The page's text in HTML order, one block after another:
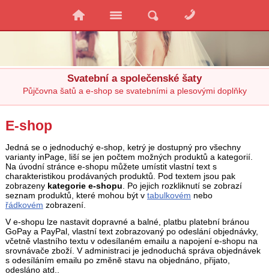
Svatební a společenské šaty
Půjčovna šatů a e-shop se svatebními a plesovými doplňky
E-shop
Jedná se o jednoduchý e-shop, ketrý je dostupný pro všechny
varianty inPage, liší se jen počtem možných produktů a kategorií.
Na úvodní stránce e-shopu můžete umístit vlastní text s
charakteristikou prodávaných produktů. Pod textem jsou pak
zobrazeny kategorie e-shopu. Po jejich rozkliknutí se zobrazí
seznam produktů, které mohou být v tabulkovém nebo
řádkovém zobrazení.
V e-shopu lze nastavit dopravné a balné, platbu platební bránou
GoPay a PayPal, vlastní text zobrazovaný po odeslání objednávky,
včetně vlastního textu v odesílaném emailu a napojení e-shopu na
srovnávače zboží. V administraci je jednoduchá správa objednávek
s odesíláním emailu po změně stavu na objednáno, přijato,
odesláno atd..